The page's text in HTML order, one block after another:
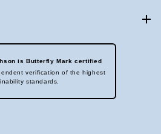
is Butterfly Mark certified
verification of the highest
standards.